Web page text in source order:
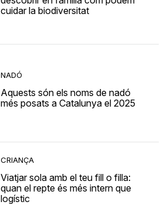
cuidar la biodiversitat
NADÓ
Aquests són els noms de nadó
més posats a Catalunya el 2025
CRIANÇA
Viatjar sola amb el teu fill o filla:
quan el repte és més intern que
logístic